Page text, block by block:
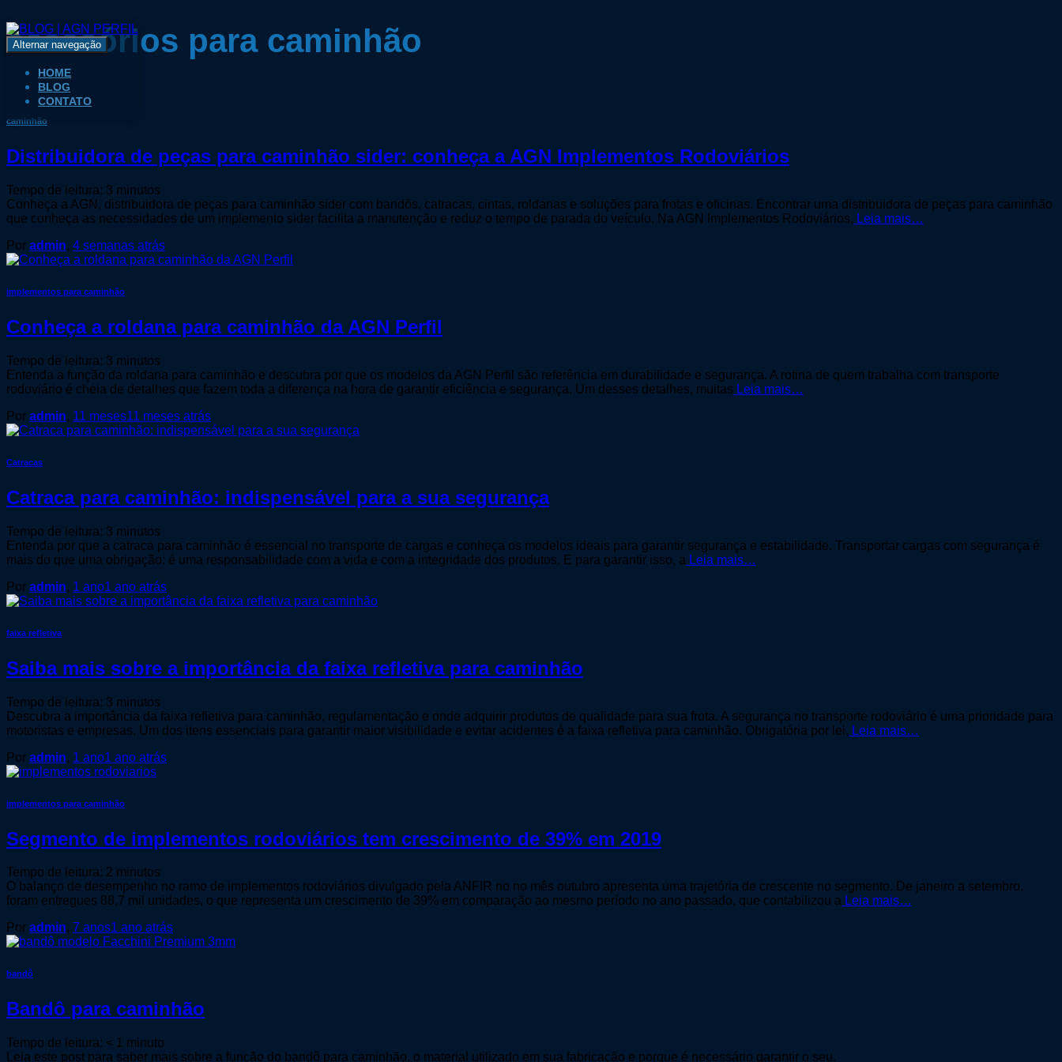
Alternar navegação
HOME
BLOG
CONTATO
acessórios para caminhão
caminhão
Distribuidora de peças para caminhão sider: conheça a AGN Implementos Rodoviários
Tempo de leitura: 3 minutos
Conheça a AGN, distribuidora de peças para caminhão sider com bandôs, catracas, cintas, roldanas e soluções para frotas e oficinas. Encontrar uma distribuidora de peças para caminhão
que conheça as necessidades de um implemento sider facilita a manutenção e reduz o tempo de parada do veículo. Na AGN Implementos Rodoviários, Leia mais…
Por admin, 4 semanas atrás
implementos para caminhão
Conheça a roldana para caminhão da AGN Perfil
Tempo de leitura: 3 minutos
Entenda a função da roldana para caminhão e descubra por que os modelos da AGN Perfil são referência em durabilidade e segurança. A rotina de quem trabalha com transporte
rodoviário é cheia de detalhes que fazem toda a diferença na hora de garantir eficiência e segurança. Um desses detalhes, muitas Leia mais…
Por admin, 11 meses11 meses atrás
Catracas
Catraca para caminhão: indispensável para a sua segurança
Tempo de leitura: 3 minutos
Entenda por que a catraca para caminhão é essencial no transporte de cargas e conheça os modelos ideais para garantir segurança e estabilidade. Transportar cargas com segurança é
mais do que uma obrigação: é uma responsabilidade com a vida e com a integridade dos produtos. E para garantir isso, a Leia mais…
Por admin, 1 ano1 ano atrás
faixa refletiva
Saiba mais sobre a importância da faixa refletiva para caminhão
Tempo de leitura: 3 minutos
Descubra a importância da faixa refletiva para caminhão, regulamentação e onde adquirir produtos de qualidade para sua frota. A segurança no transporte rodoviário é uma prioridade para
motoristas e empresas. Um dos itens essenciais para garantir maior visibilidade e evitar acidentes é a faixa refletiva para caminhão. Obrigatória por lei, Leia mais…
Por admin, 1 ano1 ano atrás
implementos para caminhão
Segmento de implementos rodoviários tem crescimento de 39% em 2019
Tempo de leitura: 2 minutos
O balanço de desempenho no ramo de implementos rodoviários divulgado pela ANFIR no no mês outubro apresenta uma trajetória de crescente no segmento. De janeiro a setembro,
foram entregues 88,7 mil unidades, o que representa um crescimento de 39% em comparação ao mesmo período no ano passado, que contabilizou a Leia mais…
Por admin, 7 anos1 ano atrás
bandô
Bandô para caminhão
Tempo de leitura: < 1 minuto
Leia este post para saber mais sobre a função do bandô para caminhão, o material utilizado em sua fabricação e porque é necessário garantir o seu.